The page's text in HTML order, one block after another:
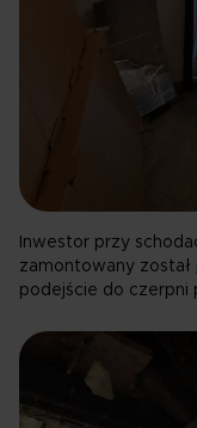
Inwestor przy
zamontowany został
podejście do czerpni